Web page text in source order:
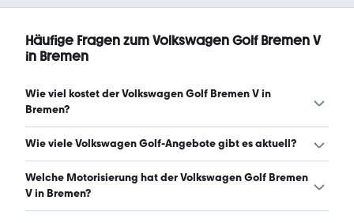
Häufige Fragen zum Volkswagen Golf Bremen V
in Bremen
Wie viel kostet der Volkswagen Golf Bremen V in
Bremen?
Ein guter Preis für einen Volkswagen Golf Bremen V in
Leasingangebote starten ab 150 € monatlich. (Stand:
7.8.2026)
Wie viele Volkswagen Golf-Angebote gibt es aktuell?
Es gibt insgesamt 847 Volkswagen Golf bei mobile.de,
davon 840 Gebraucht- und 7 Neuwagen. (Stand:
Welche Motorisierung hat der Volkswagen Golf Bremen
V in Bremen?